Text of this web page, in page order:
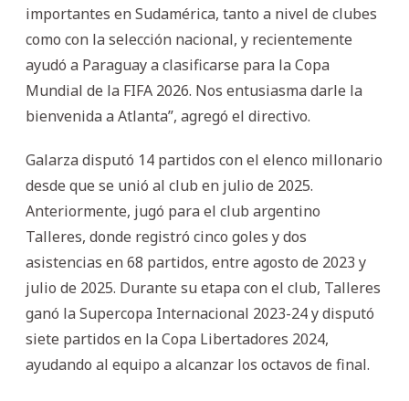
importantes en Sudamérica, tanto a nivel de clubes
como con la selección nacional, y recientemente
ayudó a Paraguay a clasificarse para la Copa
Mundial de la FIFA 2026. Nos entusiasma darle la
bienvenida a Atlanta”, agregó el directivo.
Galarza disputó 14 partidos con el elenco millonario
desde que se unió al club en julio de 2025.
Anteriormente, jugó para el club argentino
Talleres, donde registró cinco goles y dos
asistencias en 68 partidos, entre agosto de 2023 y
julio de 2025. Durante su etapa con el club, Talleres
ganó la Supercopa Internacional 2023-24 y disputó
siete partidos en la Copa Libertadores 2024,
ayudando al equipo a alcanzar los octavos de final.